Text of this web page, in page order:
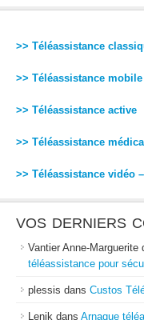
>> Téléassistance
>> Téléassistance mobile
>> Téléassistance active
>> Téléassistance
>> Téléassistance vidéo
VOS DERNIERS
Vantier Anne-Marguerite
téléassistance pour
plessis dans Custos
Lenik dans Arnaque